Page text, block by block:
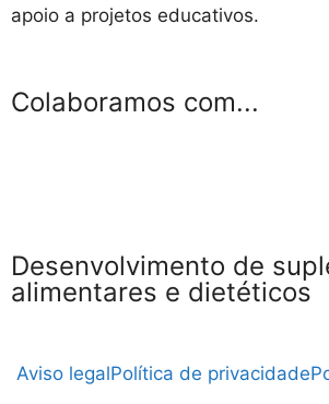
apoio a projetos educativos.
Colaboramos com...
Desenvolvimento de
alimentares e dietéticos
Aviso legalPolítica de privacidade